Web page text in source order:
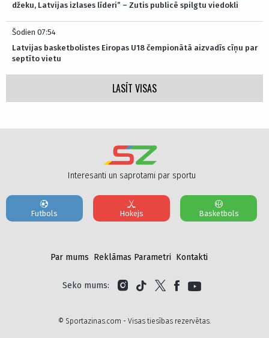
džeku, Latvijas izlases līderi” – Zutis publicē spilgtu viedokli
Šodien 07:54
Latvijas basketbolistes Eiropas U18 čempionātā aizvadīs cīņu par
septīto vietu
LASĪT VISAS
Interesanti un saprotami par sportu
Futbols Hokejs Basketbols
Par mums Reklāmas Parametri Kontakti
Seko mums:
© Sportazinas.com - Visas tiesības rezervētas.